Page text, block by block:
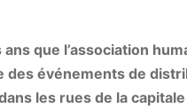
que l’association
des événements de
les rues de la